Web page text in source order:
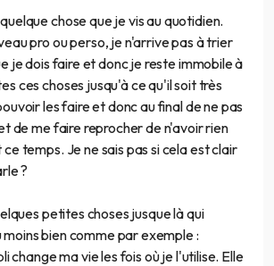
chose que je vis au quotidien.
pro ou perso, je n'arrive pas à trier
je dois faire et donc je reste immobile à
ces choses jusqu'à ce qu'il soit très
les faire et donc au final de ne pas
de me faire reprocher de n'avoir rien
temps. Je ne sais pas si cela est clair
?
petites choses jusque là qui
bien comme par exemple :
change ma vie les fois où je l'utilise. Elle